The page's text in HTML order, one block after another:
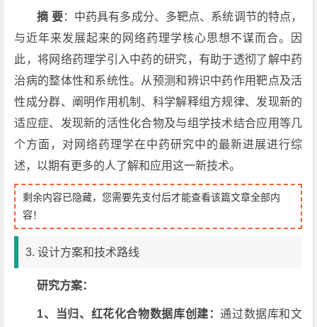
摘 要：中药具有多成分、多靶点、系统调节的特点，
与近年来发展起来的网络药理学核心思想不谋而合。因
此，将网络药理学引入中药的研究，有助于透彻了解中药
治病的整体性和系统性。从预测和辨识中药作用靶点及活
性成分群、阐明作用机制、科学解释组方规律、发现新的
适应症、发现新的活性化合物及与组学技术结合应用等几
个方面，对网络药理学在中药研究中的最新进展进行综
述，以期有更多的人了解和应用这一新技术。
剩余内容已隐藏，您需要先支付后才能查看该篇文章全部内
容！
3. 设计方案和技术路线
研究方案：
1、当归、红花化合物数据库创建：通过数据库和文